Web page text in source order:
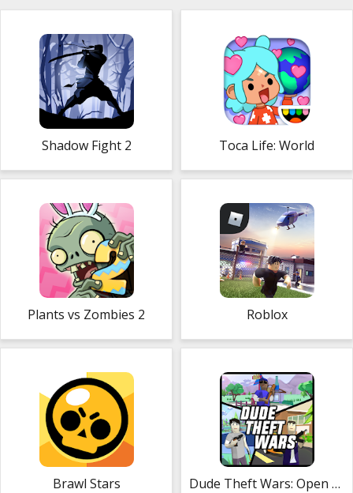
Shadow Fight 2 Toca Life: World
Plants vs Zombies 2 Roblox
Brawl Stars Dude Theft Wars: Open World Sandbox Simulator